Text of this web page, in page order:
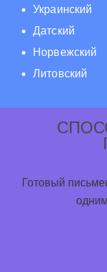
Украинский
Датский
Норвежский
Литовский
Готовый